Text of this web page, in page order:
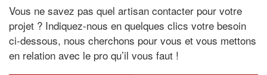
Vous ne savez pas quel artisan contacter pour votre
projet ? Indiquez-nous en quelques clics votre besoin
ci-dessous, nous cherchons pour vous et vous mettons
en relation avec le pro qu’il vous faut !